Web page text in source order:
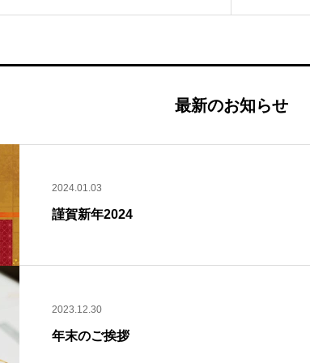
最新のお知らせ
2024.01.03
謹賀新年2024
2023.12.30
年末のご挨拶